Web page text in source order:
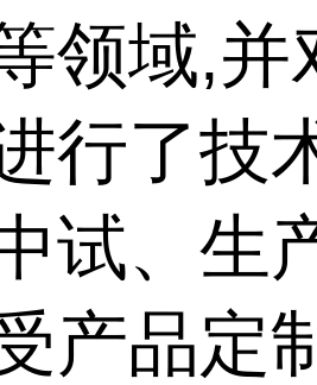
领域,并
行了技
试、生
产品定